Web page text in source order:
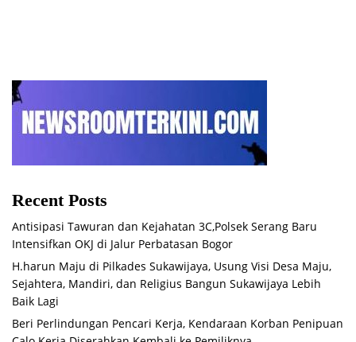
Recent Posts
Antisipasi Tawuran dan Kejahatan 3C,Polsek Serang Baru
Intensifkan OKJ di Jalur Perbatasan Bogor
H.harun Maju di Pilkades Sukawijaya, Usung Visi Desa Maju,
Sejahtera, Mandiri, dan Religius Bangun Sukawijaya Lebih
Baik Lagi
Beri Perlindungan Pencari Kerja, Kendaraan Korban Penipuan